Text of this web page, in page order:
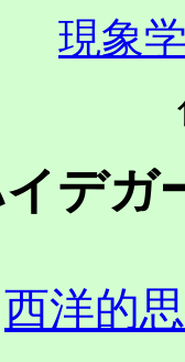
現象
イデガ
西洋的